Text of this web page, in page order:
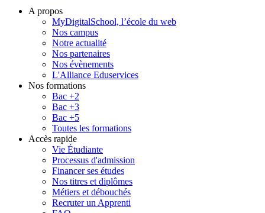
A propos
MyDigitalSchool, l’école du web
Nos campus
Notre actualité
Nos partenaires
Nos évènements
L'Alliance Eduservices
Nos formations
Bac +2
Bac +3
Bac +5
Toutes les formations
Accès rapide
Vie Étudiante
Processus d'admission
Financer ses études
Nos titres et diplômes
Métiers et débouchés
Recruter un Apprenti